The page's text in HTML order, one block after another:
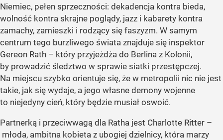
Niemiec, pełen sprzeczności: dekadencja kontra bieda,
wolność kontra skrajne poglądy, jazz i kabarety kontra
zamachy, zamieszki i rodzący się faszyzm. W samym
centrum tego burzliwego świata znajduje się inspektor
Gereon Rath – który przyjeżdża do Berlina z Kolonii,
by prowadzić śledztwo w sprawie siatki przestępczej.
Na miejscu szybko orientuje się, że w metropolii nic nie jest
takie, jak się wydaje, a jego własne demony wojenne
to niejedyny cień, który będzie musiał oswoić.
Partnerką i przeciwwagą dla Ratha jest Charlotte Ritter –
młoda, ambitna kobieta z ubogiej dzielnicy, która marzy